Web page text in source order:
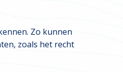
Zo kunnen
zoals het recht